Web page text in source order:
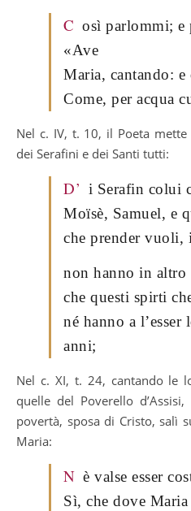
C osì parlommi;
«Ave
Maria, cantando:
Come, per acqua
Nel c. IV, t. 10, il Poeta
dei Serafini e dei Santi tutti:
D’ i Serafin colui
Moïsè, Samuel, e
che prender vuoli,
non hanno in
che questi spirti
né hanno a
anni;
Nel c. XI, t. 24, cantando le
quelle del Poverello
povertà, sposa di Cristo, salì
Maria:
N è valse esser
Sì, che dove